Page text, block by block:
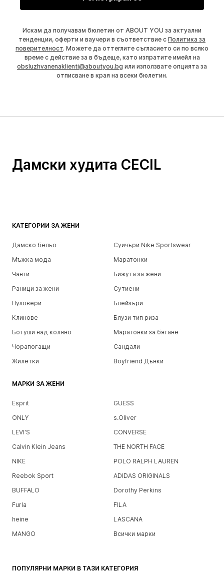
Искам да получавам бюлетин от ABOUT YOU за актуални
тенденции, оферти и ваучери в съответствие с Политика за
поверителност. Можете да оттеглите съгласието си по всяко
време с действие за в бъдеще, като изпратите имейл на
obsluzhvanenaklienti@aboutyou.bg или използвате опцията за
отписване в края на всеки бюлетин.
КАТЕГОРИИ ЗА ЖЕНИ
Дамско бельо
Суичъри Nike Sportswear
Мъжка мода
Маратонки
Чанти
Бижута за жени
Раници за жени
Сутиени
Пуловери
Блейзъри
Клинове
Блузи тип риза
Ботуши над коляно
Маратонки за бягане
Чорапогащи
Сандали
Жилетки
Boyfriend Дънки
МАРКИ ЗА ЖЕНИ
Esprit
GUESS
ONLY
s.Oliver
LEVI'S
CONVERSE
Calvin Klein Jeans
THE NORTH FACE
NIKE
POLO RALPH LAUREN
Reebok Sport
ADIDAS ORIGINALS
BUFFALO
Dorothy Perkins
Furla
FILA
heine
LASCANA
MANGO
Всички марки
Дамски худита CECIL
ПОПУЛЯРНИ МАРКИ В ТАЗИ КАТЕГОРИЯ